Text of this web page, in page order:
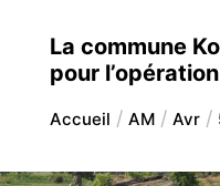
La commune
pour
Accueil AM Avr